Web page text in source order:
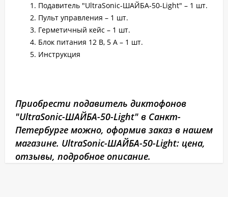
Подавитель "UltraSonic-ШАЙБА-50-Light" – 1 шт.
Пульт управления – 1 шт.
Герметичный кейс – 1 шт.
Блок питания 12 В, 5 А – 1 шт.
Инструкция
Приобрести подавитель диктофонов
"UltraSonic-ШАЙБА-50-Light" в Санкт-
Петербурге можно, оформив заказ в нашем
магазине. UltraSonic-ШАЙБА-50-Light: цена,
отзывы, подробное описание.